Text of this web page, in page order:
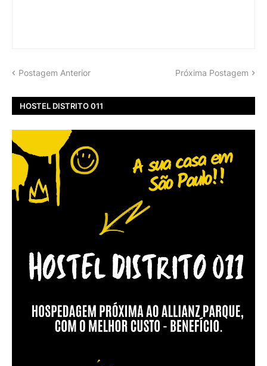
Postagem Anterior Próxima Postagem
HOSTEL DISTRITO 011